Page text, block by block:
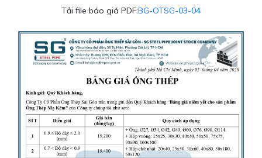
Tải file báo giá PDF:BG-OTSG-03-04